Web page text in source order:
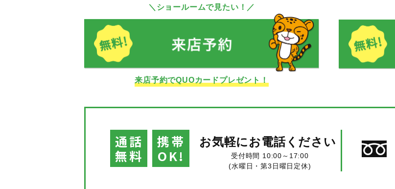
＼ショールームで見たい！／
来店予約でQUOカードプレゼント！
通話
無料
携帯
OK!
お気軽にお電話ください
受付時間 10:00～17:00
(水曜日・第3日曜日定休)